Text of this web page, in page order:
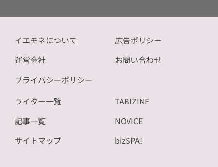
イエモネについて
運営会社
プライバシーポリシー
広告ポリシー
お問い合わせ
ライター一覧
記事一覧
サイトマップ
TABIZINE
NOVICE
bizSPA!